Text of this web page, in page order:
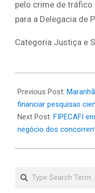
pelo crime de tráfico
para a Delegacia de
Categoria Justiça e
03-
22
Previous Post:
financiar pesquisas
Next Post: FIPECAFI
negócio dos
Search